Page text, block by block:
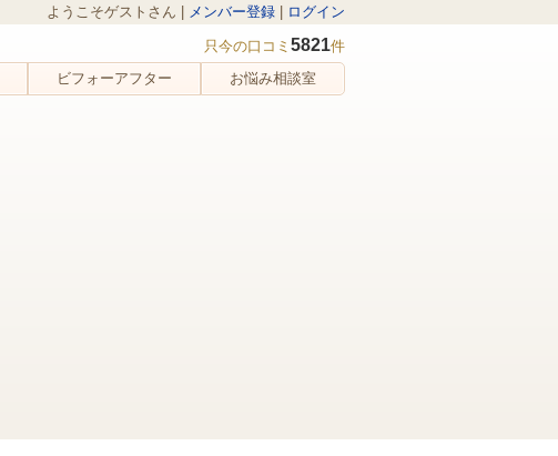
ようこそゲストさん | メンバー登録 ログイン
只今の口コミ 5821件
ビフォーアフター お悩み相談室